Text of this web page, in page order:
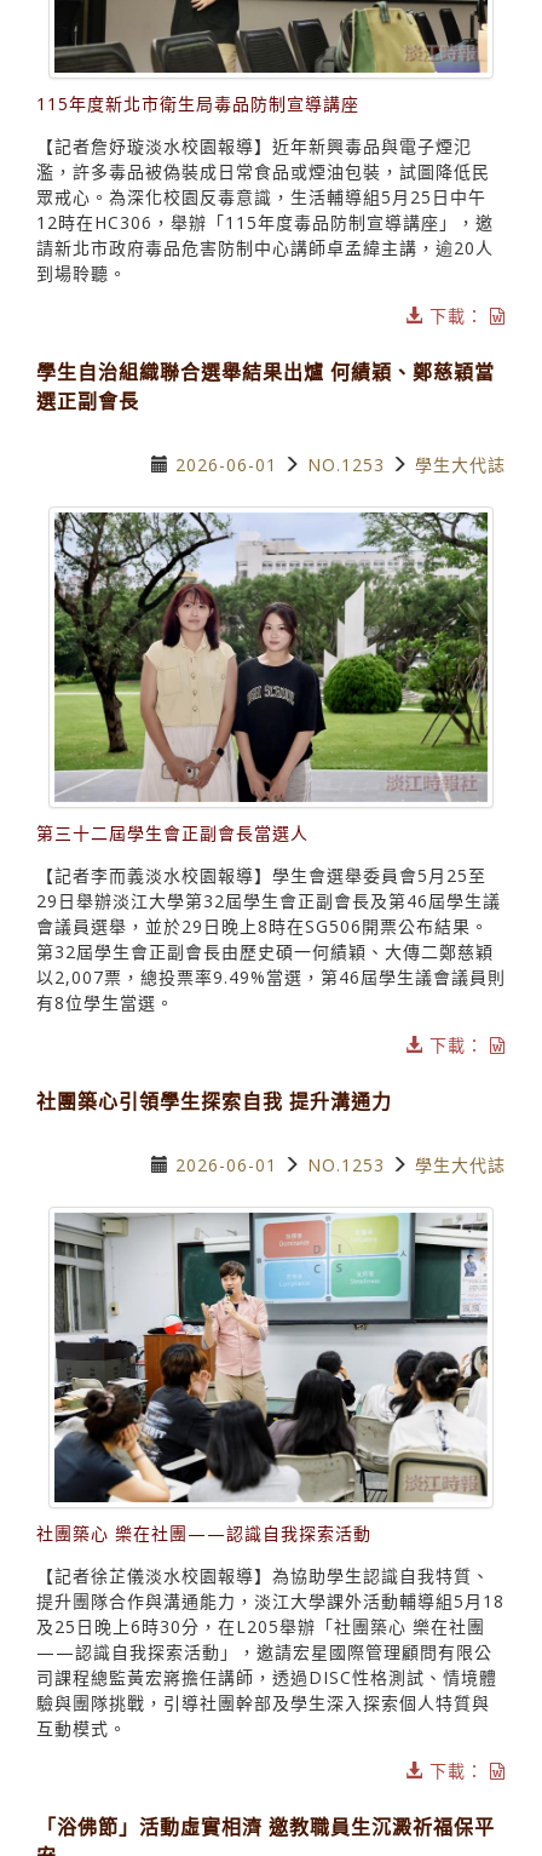
115年度新北市衛生局毒品防制宣導講座
【記者詹妤璇淡水校園報導】近年新興毒品與電子煙氾
濫，許多毒品被偽裝成日常食品或煙油包裝，試圖降低民
眾戒心。為深化校園反毒意識，生活輔導組5月25日中午
12時在HC306，舉辦「115年度毒品防制宣導講座」，邀
請新北市政府毒品危害防制中心講師卓孟緯主講，逾20人
到場聆聽。
下載：
學生自治組織聯合選舉結果出爐 何績穎、鄭慈穎當
選正副會長
2026-06-01 NO.1253 學生大代誌
第三十二屆學生會正副會長當選人
【記者李而義淡水校園報導】學生會選舉委員會5月25至
29日舉辦淡江大學第32屆學生會正副會長及第46屆學生議
會議員選舉，並於29日晚上8時在SG506開票公布結果。
第32屆學生會正副會長由歷史碩一何績穎、大傳二鄭慈穎
以2,007票，總投票率9.49%當選，第46屆學生議會議員則
有8位學生當選。
下載：
社團築心引領學生探索自我 提升溝通力
2026-06-01 NO.1253 學生大代誌
社團築心 樂在社團——認識自我探索活動
【記者徐芷儀淡水校園報導】為協助學生認識自我特質、
提升團隊合作與溝通能力，淡江大學課外活動輔導組5月18
及25日晚上6時30分，在L205舉辦「社團築心 樂在社團
——認識自我探索活動」，邀請宏星國際管理顧問有限公
司課程總監黃宏嶈擔任講師，透過DISC性格測試、情境體
驗與團隊挑戰，引導社團幹部及學生深入探索個人特質與
互動模式。
下載：
「浴佛節」活動虛實相濟 邀教職員生沉澱祈福保平